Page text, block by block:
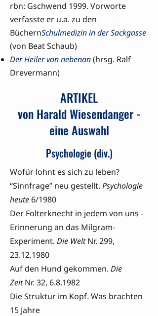
rbn: Gschwend 1999. Vorworte
verfasste er u.a. zu den
BüchernSchulmedizin in der Sackgasse
(von Beat Schaub)
Der Heiler von nebenan(hrsg. Ralf
Drevermann)
ARTIKEL
von Harald Wiesendanger -
eine Auswahl
Psychologie (div.)
Wofür lohnt es sich zu leben?
“Sinnfrage” neu gestellt. Psychologie
heute6/1980
Der Folterknecht in jedem von uns -
Erinnerung an das Milgram-
Experiment. Die WeltNr. 299,
23.12.1980
Auf den Hund gekommen. Die
ZeitNr. 32, 6.8.1982
Die Struktur im Kopf. Was brachten
15 Jahre